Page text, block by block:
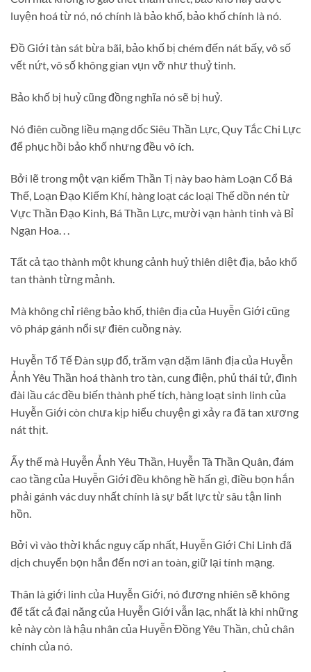
luyện hoá từ nó, nó chính là bảo khố, bảo khố chính là nó.
Đồ Giới tàn sát bừa bãi, bảo khố bị chém đến nát bấy, vô số
vết nứt, vô số không gian vụn vỡ như thuỷ tinh.
Bảo khố bị huỷ cũng đồng nghĩa nó sẽ bị huỷ.
Nó điên cuồng liều mạng dốc Siêu Thần Lực, Quy Tắc Chi Lực
để phục hồi bảo khố nhưng đều vô ích.
Bởi lẽ trong một vạn kiếm Thần Tị này bao hàm Loạn Cổ Bá
Thế, Loạn Đạo Kiếm Khí, hàng loạt các loại Thế dồn nén từ
Vực Thần Đạo Kinh, Bá Thần Lực, mười vạn hành tinh và Bỉ
Ngạn Hoa. . .
Tất cả tạo thành một khung cảnh huỷ thiên diệt địa, bảo khố
tan thành từng mảnh.
Mà không chỉ riêng bảo khố, thiên địa của Huyễn Giới cũng
vô pháp gánh nổi sự điên cuồng này.
Huyễn Tổ Tế Đàn sụp đổ, trăm vạn dặm lãnh địa của Huyễn
Ảnh Yêu Thần hoá thành tro tàn, cung điện, phủ thái tử, đình
đài lầu các đều biến thành phế tích, hàng loạt sinh linh của
Huyễn Giới còn chưa kịp hiểu chuyện gì xảy ra đã tan xương
nát thịt.
Ấy thế mà Huyễn Ảnh Yêu Thần, Huyễn Tà Thần Quân, đám
cao tầng của Huyễn Giới đều không hề hấn gì, điều bọn hắn
phải gánh vác duy nhất chính là sự bất lực từ sâu tận linh
hồn.
Bởi vì vào thời khắc nguy cấp nhất, Huyễn Giới Chi Linh đã
dịch chuyển bọn hắn đến nơi an toàn, giữ lại tính mạng.
Thân là giới linh của Huyễn Giới, nó đương nhiên sẽ không
để tất cả đại năng của Huyễn Giới vẫn lạc, nhất là khi những
kẻ này còn là hậu nhân của Huyễn Đồng Yêu Thần, chủ chân
chính của nó.